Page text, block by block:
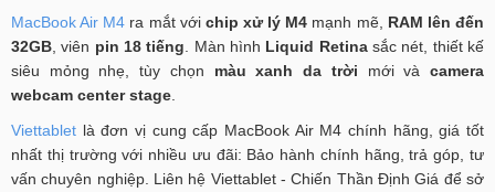
MacBook Air M4 ra mắt với chip xử lý M4 mạnh mẽ, RAM lên đến
32GB , viên pin 18 tiếng . Màn hình Liquid Retinasắc nét, thiết kế
siêu mỏng nhẹ, tùy chọn màu xanh da trời mới vàcamera
webcam center stage
Viettablet là đơn vị cung cấp MacBook Air M4 chính hãng, giá tốt
nhất thị trường với nhiều ưu đãi: Bảo hành chính hãng, trả góp, tư
vấn chuyên nghiệp. Liên hệ Viettablet - Chiến Thần Định Giá để sở